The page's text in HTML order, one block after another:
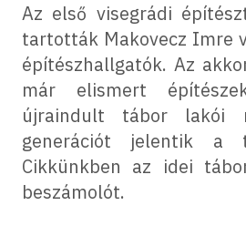
Az első visegrádi
tartották Makovecz Imre
építészhallgatók. Az
már elismert
újraindult tábor lakói
generációt jelentik a
Cikkünkben az idei
beszámolót.